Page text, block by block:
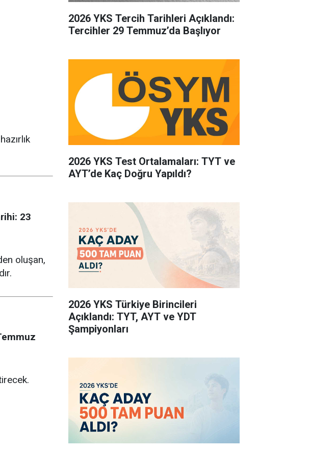
23
oluşan,
2026 YKS Tercih Tarihleri Açıklandı:
Tercihler 29 Temmuz’da Başlıyor
2026 YKS Test Ortalamaları: TYT ve
AYT’de Kaç Doğru Yapıldı?
2026 YKS Türkiye Birincileri
Açıklandı: TYT, AYT ve YDT
Şampiyonları